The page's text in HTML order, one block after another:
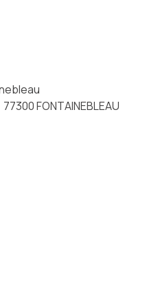
77300 FONTAINEBLEAU